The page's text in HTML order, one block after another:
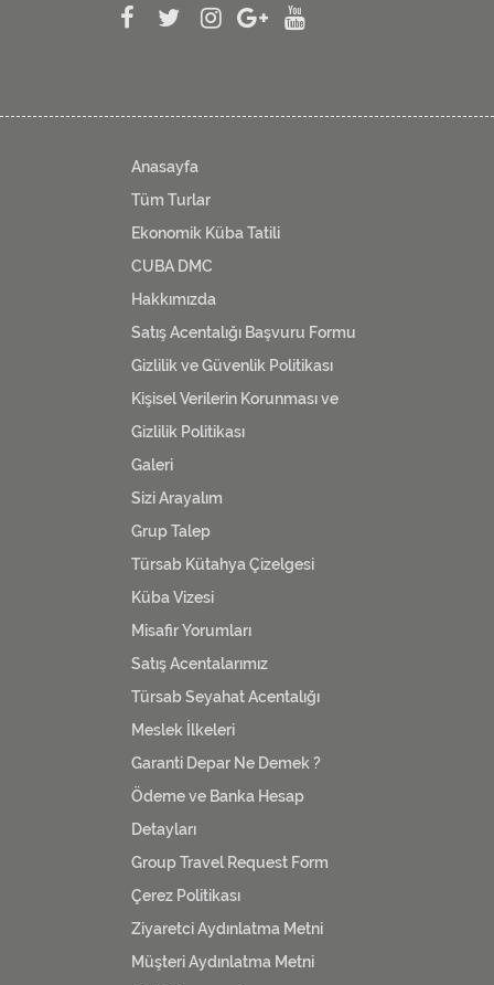
Anasayfa
Tüm Turlar
Ekonomik Küba Tatili
CUBA DMC
Hakkımızda
Satış Acentalığı Başvuru Formu
Gizlilik ve Güvenlik Politikası
Kişisel Verilerin Korunması ve
Gizlilik Politikası
Galeri
Sizi Arayalım
Grup Talep
Türsab Kütahya Çizelgesi
Küba Vizesi
Misafir Yorumları
Satış Acentalarımız
Türsab Seyahat Acentalığı
Meslek İlkeleri
Garanti Depar Ne Demek ?
Ödeme ve Banka Hesap
Detayları
Group Travel Request Form
Çerez Politikası
Ziyaretci Aydınlatma Metni
Müşteri Aydınlatma Metni